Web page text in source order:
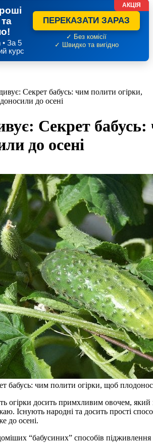
За 5
курс
ПЕРЕКАЗАТИ ЗАРАЗ
✓ Без комісії
✓ Швидко та вигідно
АКЦІЯ
Секрет бабусь: чим полити огірки,
до осені
Секрет
до осені
бабусь: чим полити огірки, щоб
Існують народні та досить прості
до осені.
“бабусиних” способів